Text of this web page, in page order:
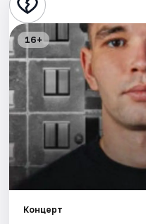
Стендап
События
Города
Площадки
Артисты
16+
Концерт